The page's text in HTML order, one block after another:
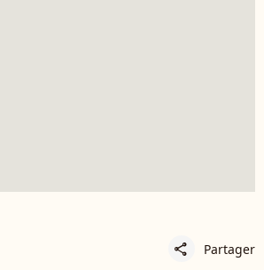
share Partager